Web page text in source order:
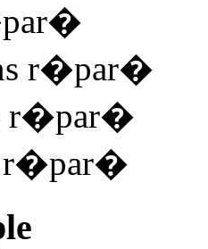
�
r�par�
r�par�
r�par�